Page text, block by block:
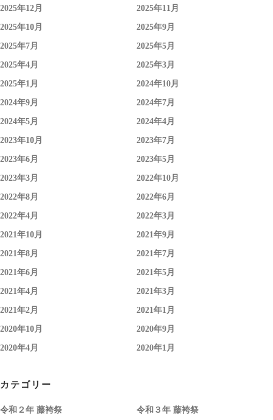
2025年12月 2025年11月
2025年10月 2025年9月
2025年7月 2025年5月
2025年4月 2025年3月
2025年1月 2024年10月
2024年9月 2024年7月
2024年5月 2024年4月
2023年10月 2023年7月
2023年6月 2023年5月
2023年3月 2022年10月
2022年8月 2022年6月
2022年4月 2022年3月
2021年10月 2021年9月
2021年8月 2021年7月
2021年6月 2021年5月
2021年4月 2021年3月
2021年2月 2021年1月
2020年10月 2020年9月
2020年4月 2020年1月
カテゴリー
令和２年 藤袴祭 令和３年 藤袴祭